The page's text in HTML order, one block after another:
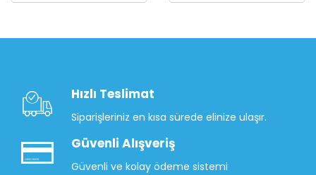
Hızlı Teslimat
Siparişleriniz en kısa sürede elinize ulaşır.
Güvenli Alışveriş
Güvenli ve kolay ödeme sistemi